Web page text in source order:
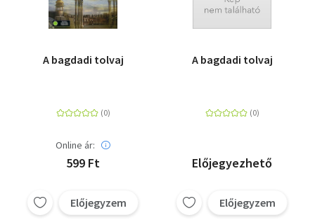
Társadalomtudomány
Történelem
A bagdadi tolvaj
Online ár:
599 Ft
Előjegyzem
A bagdadi tolvaj
Előjegyezhető
Előjegyzem